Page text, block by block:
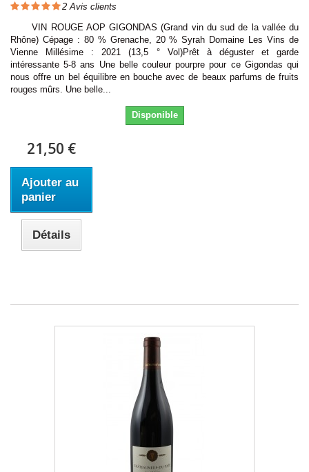
2 Avis clients
VIN ROUGE AOP GIGONDAS (Grand vin du sud de la vallée du
Rhône) Cépage : 80 % Grenache, 20 % Syrah Domaine Les Vins de
Vienne Millésime : 2021 (13,5 ° Vol)Prêt à déguster et garde
intéressante 5-8 ans Une belle couleur pourpre pour ce Gigondas qui
nous offre un bel équilibre en bouche avec de beaux parfums de fruits
rouges mûrs. Une belle...
Disponible
21,50 €
Ajouter au
panier
Détails